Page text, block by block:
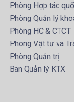
Phòng Hợp tác
Phòng Quản lý
Phòng HC & CTCT
Phòng Vật tư và
Phòng Quản trị
Ban Quản lý KTX